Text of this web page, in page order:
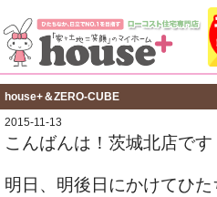
house+＆ZERO-CUBE
2015-11-13
こんばんは！茨城北店です
明日、明後日にかけてひ